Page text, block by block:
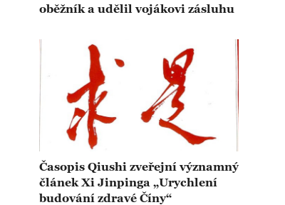
oběžník a udělil vojákovi zásluhu
Časopis Qiushi zveřejní významný
článek Xi Jinpinga „Urychlení
budování zdravé Číny“